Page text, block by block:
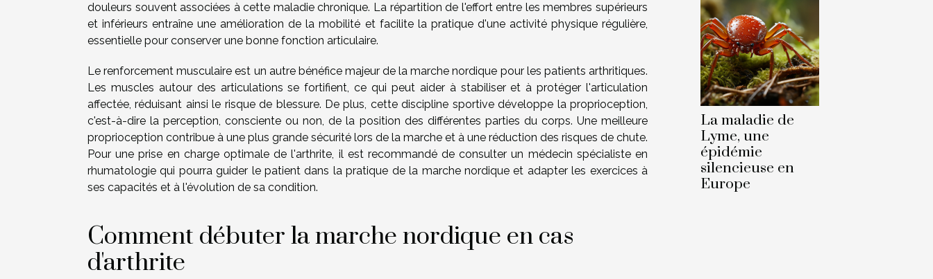
douleurs souvent associées à cette maladie chronique. La répartition de l'effort entre les membres supérieurs
et inférieurs entraîne une amélioration de la mobilité et facilite la pratique d'une activité physique régulière,
essentielle pour conserver une bonne fonction articulaire.
Le renforcement musculaire est un autre bénéfice majeur de la marche nordique pour les patients arthritiques.
Les muscles autour des articulations se fortifient, ce qui peut aider à stabiliser et à protéger l'articulation
affectée, réduisant ainsi le risque de blessure. De plus, cette discipline sportive développe la proprioception,
c'est-à-dire la perception, consciente ou non, de la position des différentes parties du corps. Une meilleure
proprioception contribue à une plus grande sécurité lors de la marche et à une réduction des risques de chute.
Pour une prise en charge optimale de l'arthrite, il est recommandé de consulter un médecin spécialiste en
rhumatologie qui pourra guider le patient dans la pratique de la marche nordique et adapter les exercices à
ses capacités et à l'évolution de sa condition.
Comment débuter la marche nordique en cas
d'arthrite
La maladie de
Lyme, une
épidémie
silencieuse en
Europe